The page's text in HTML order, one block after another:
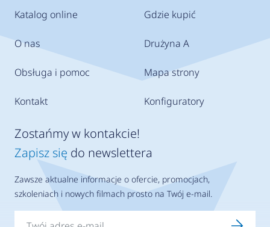
Katalog online
O nas
Obsługa i pomoc
Kontakt
Gdzie kupić
Drużyna A
Mapa strony
Konfiguratory
Zostańmy w kontakcie!
Zapisz się do newslettera
Zawsze aktualne informacje o ofercie, promocjach,
szkoleniach i nowych filmach prosto na Twój e-mail.